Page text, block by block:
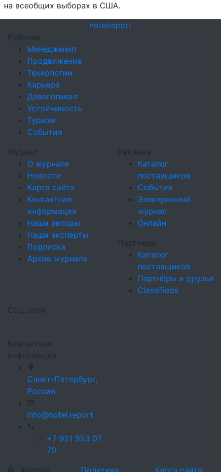
на всеобщих выборах в США.
hotelreport
Рубрики
Менеджмент
Продвижение
Технологии
Карьера
Девелопмент
Устойчивость
Туризм
События
Журнал
О журнале
Новости
Карта сайта
Контактная
информация
Наши авторы
Наши эксперты
Подписка
Архив журнала
Реклама
Каталог
поставщиков
События
Электронный
журнал
Онлайн
Партнеры
Каталог
поставщиков
Партнёры и друзья
Classifieds
Соц. сети
Контактная
информация
Санкт-Петербург,
Россия
info@hotel.report
+7 921 953 07
70
©
Журнал Политика Карта сайта